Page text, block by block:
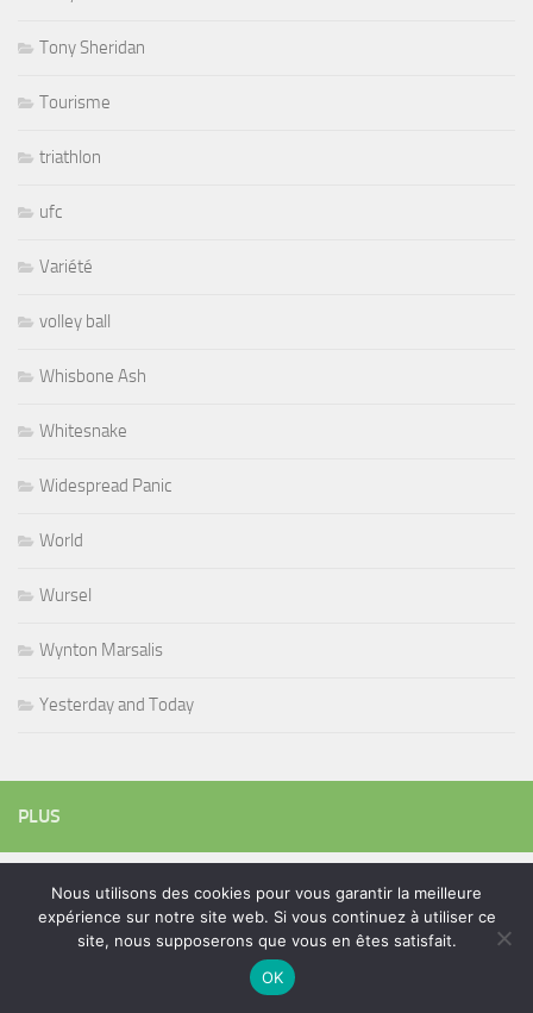
Tony Sheridan
Tourisme
triathlon
ufc
Variété
volley ball
Whisbone Ash
Whitesnake
Widespread Panic
World
Wursel
Wynton Marsalis
Yesterday and Today
PLUS
Rechercher :
Nous utilisons des cookies pour vous garantir la meilleure
expérience sur notre site web. Si vous continuez à utiliser ce
site, nous supposerons que vous en êtes satisfait.
OK